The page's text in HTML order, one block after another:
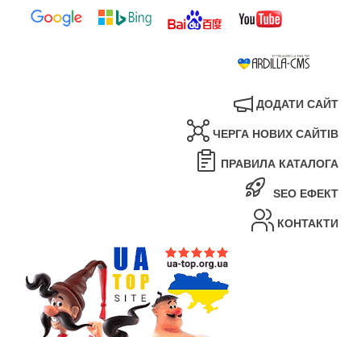
ДОДАТИ САЙТ
ЧЕРГА НОВИХ САЙТІВ
ПРАВИЛА КАТАЛОГА
SEO ЕФЕКТ
КОНТАКТИ